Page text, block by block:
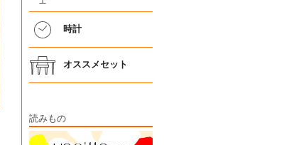
時計
オススメセット
読みもの